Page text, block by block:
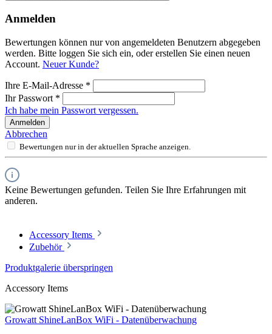
Anmelden
Bewertungen können nur von angemeldeten Benutzern abgegeben
werden. Bitte loggen Sie sich ein, oder erstellen Sie einen neuen
Account. Neuer Kunde?
Ihre E-Mail-Adresse *
Ihr Passwort *
Ich habe mein Passwort vergessen.
Anmelden
Abbrechen
Bewertungen nur in der aktuellen Sprache anzeigen.
Keine Bewertungen gefunden. Teilen Sie Ihre Erfahrungen mit
anderen.
Accessory Items
Zubehör
Produktgalerie überspringen
Accessory Items
Growatt ShineLanBox WiFi - Datenüberwachung